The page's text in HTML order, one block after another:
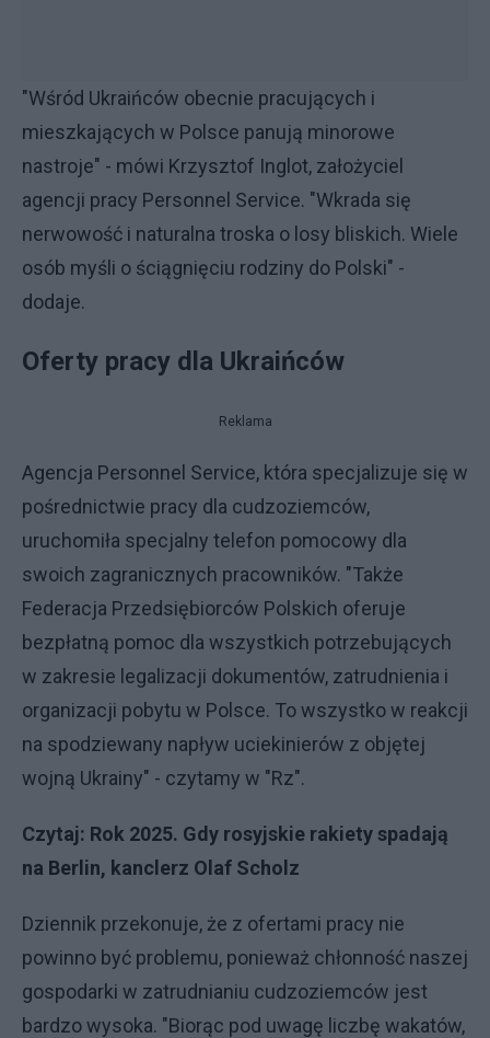
"Wśród Ukraińców obecnie pracujących i
mieszkających w Polsce panują minorowe
nastroje" - mówi Krzysztof Inglot, założyciel
agencji pracy Personnel Service. "Wkrada się
nerwowość i naturalna troska o losy bliskich. Wiele
osób myśli o ściągnięciu rodziny do Polski" -
dodaje.
Oferty pracy dla Ukraińców
Reklama
Agencja Personnel Service, która specjalizuje się w
pośrednictwie pracy dla cudzoziemców,
uruchomiła specjalny telefon pomocowy dla
swoich zagranicznych pracowników. "Także
Federacja Przedsiębiorców Polskich oferuje
bezpłatną pomoc dla wszystkich potrzebujących
w zakresie legalizacji dokumentów, zatrudnienia i
organizacji pobytu w Polsce. To wszystko w reakcji
na spodziewany napływ uciekinierów z objętej
wojną Ukrainy" - czytamy w "Rz".
Czytaj: Rok 2025. Gdy rosyjskie rakiety spadają
na Berlin, kanclerz Olaf Scholz
Dziennik przekonuje, że z ofertami pracy nie
powinno być problemu, ponieważ chłonność naszej
gospodarki w zatrudnianiu cudzoziemców jest
bardzo wysoka. "Biorąc pod uwagę liczbę wakatów,